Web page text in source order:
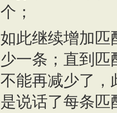
个；
如此继续增加匹
少一条；直到匹
不能再减少了，
是说话了每条匹